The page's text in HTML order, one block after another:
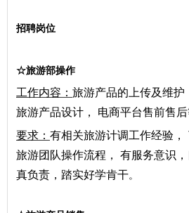
招聘岗位
☆旅游部操作
工作内容： 旅游产品的上传及维护
旅游产品设计， 电商平台售前售
要求： 有相关旅游计调工作经验，
旅游团队操作流程， 有服务意识
真负责，踏实好学肯干。